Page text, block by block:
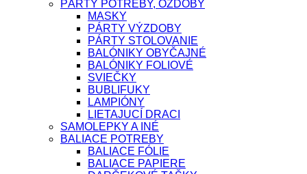
PÁRTY POTREBY, OZDOBY
MASKY
PÁRTY VÝZDOBY
PÁRTY STOLOVANIE
BALÓNIKY OBYČAJNÉ
BALÓNIKY FOLIOVÉ
SVIEČKY
BUBLIFUKY
LAMPIÓNY
LIETAJUCÍ DRACI
SAMOLEPKY A INÉ
BALIACE POTREBY
BALIACE FÓLIE
BALIACE PAPIERE